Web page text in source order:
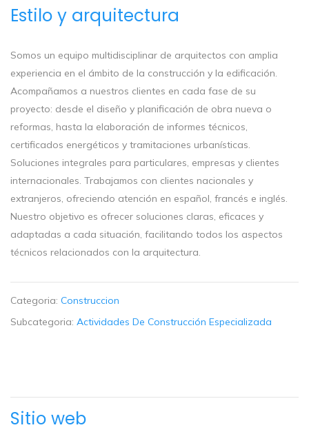
Estilo y arquitectura
Somos un equipo multidisciplinar de arquitectos con amplia
experiencia en el ámbito de la construcción y la edificación.
Acompañamos a nuestros clientes en cada fase de su
proyecto: desde el diseño y planificación de obra nueva o
reformas, hasta la elaboración de informes técnicos,
certificados energéticos y tramitaciones urbanísticas.
Soluciones integrales para particulares, empresas y clientes
internacionales. Trabajamos con clientes nacionales y
extranjeros, ofreciendo atención en español, francés e inglés.
Nuestro objetivo es ofrecer soluciones claras, eficaces y
adaptadas a cada situación, facilitando todos los aspectos
técnicos relacionados con la arquitectura.
Categoria: Construccion
Subcategoria: Actividades De Construcción Especializada
Sitio web